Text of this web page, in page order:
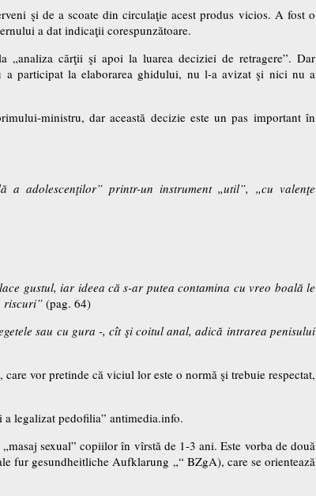
şi de a scoate din circulaţie acest produs vicios. A fost o
a dat indicaţii corespunzătoare.
„analiza cărţii şi apoi la luarea deciziei de retragere”. Dar
participat la elaborarea ghidului, nu l-a avizat şi nici nu a
ministru, dar această decizie este un pas important în
a adolescenţilor” printr-un instrument „util”, „cu valenţe
gustul, iar ideea că s-ar putea contamina cu vreo boală le
riscuri” (pag. 64)
sau cu gura -, cît şi coitul anal, adică intrarea penisului
vor pretinde că viciul lor este o normă şi trebuie respectat,
legalizat pedofilia” antimedia.info.
sexual” copiilor în vîrstă de 1-3 ani. Este vorba de două
fur gesundheitliche Aufklarung „“ BZgA), care se orientează